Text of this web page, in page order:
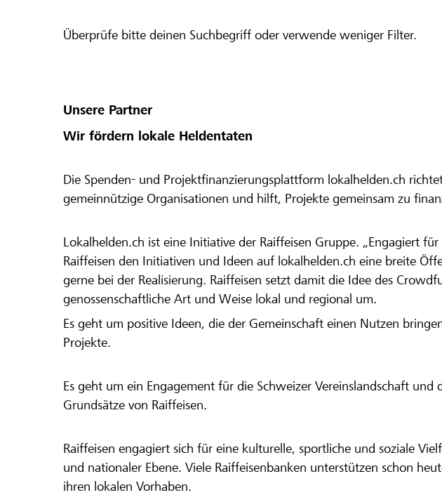
Überprüfe bitte deinen Suchbegriff oder verwende weniger Filter.
Unsere Partner
Wir fördern lokale Heldentaten
Die Spenden- und Projektfinanzierungsplattform lokalhelden.ch
gemeinnützige Organisationen und hilft, Projekte gemeinsam zu
Lokalhelden.ch ist eine Initiative der Raiffeisen Gruppe. „Engagiert
Raiffeisen den Initiativen und Ideen auf lokalhelden.ch eine breite
gerne bei der Realisierung. Raiffeisen setzt damit die Idee des
genossenschaftliche Art und Weise lokal und regional um.
Es geht um positive Ideen, die der Gemeinschaft einen Nutzen
Projekte.
Es geht um ein Engagement für die Schweizer Vereinslandschaft und
Grundsätze von Raiffeisen.
Raiffeisen engagiert sich für eine kulturelle, sportliche und soziale
und nationaler Ebene. Viele Raiffeisenbanken unterstützen schon
ihren lokalen Vorhaben.